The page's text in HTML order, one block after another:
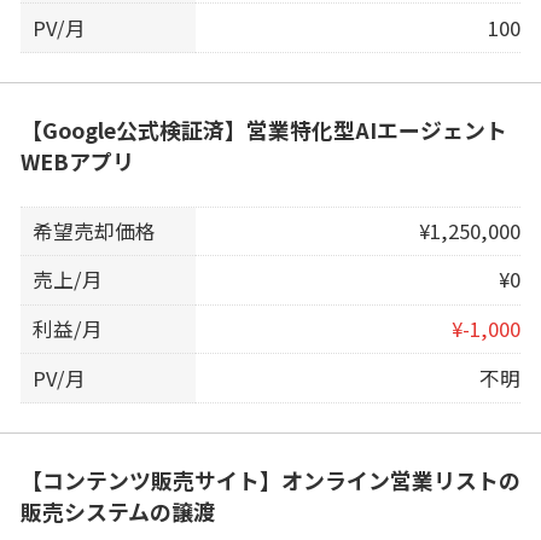
PV/月
100
【Google公式検証済】営業特化型AIエージェント
WEBアプリ
希望売却価格
¥1,250,000
売上/月
¥0
利益/月
¥-1,000
PV/月
不明
【コンテンツ販売サイト】オンライン営業リストの
販売システムの譲渡